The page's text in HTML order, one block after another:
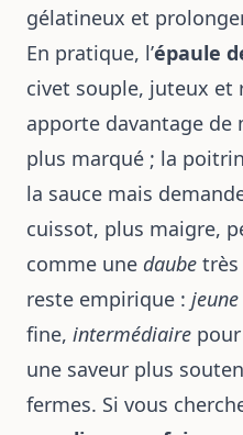
gélatineux et
En pratique, l’épaule
civet souple, juteux et
apporte davantage
plus marqué ; la
la sauce mais
cuissot, plus maigre,
comme une daube très
reste empirique : jeune
fine, intermédiaire
une saveur plus
fermes. Si vous